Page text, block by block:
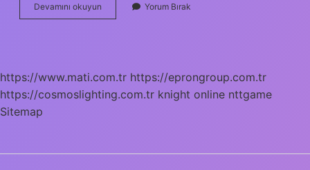
Devamını okuyun
Neyi
Yorum Bırak
https://www.mati.com.tr https://eprongroup.com.tr
https://cosmoslighting.com.tr knight online nttgame
Sitemap